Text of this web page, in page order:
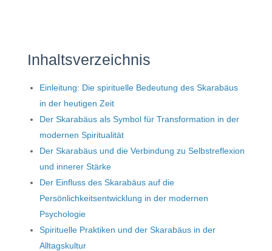
Inhaltsverzeichnis
Einleitung: Die spirituelle Bedeutung des Skarabäus
in der heutigen Zeit
Der Skarabäus als Symbol für Transformation in der
modernen Spiritualität
Der Skarabäus und die Verbindung zu Selbstreflexion
und innerer Stärke
Der Einfluss des Skarabäus auf die
Persönlichkeitsentwicklung in der modernen
Psychologie
Spirituelle Praktiken und der Skarabäus in der
Alltagskultur